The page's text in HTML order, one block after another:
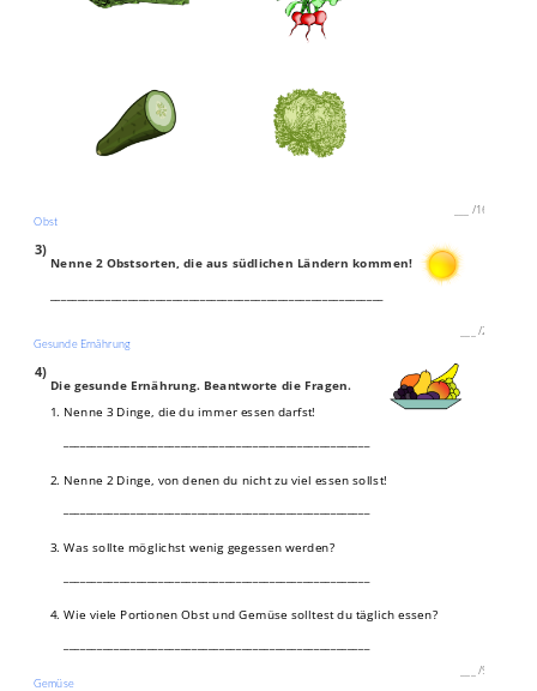
/16P
Obst
3)
Nenne 2 Obstsorten, die aus südlichen Ländern kommen!
/2P
Gesunde Ernährung
4)
Die gesunde Ernährung. Beantworte die Fragen.
1. Nenne 3 Dinge, die du immer essen darfst!
2. Nenne 2 Dinge, von denen du nicht zu viel essen sollst!
3. Was sollte möglichst wenig gegessen werden?
4. Wie viele Portionen Obst und Gemüse solltest du täglich essen?
/9P
Gemüse